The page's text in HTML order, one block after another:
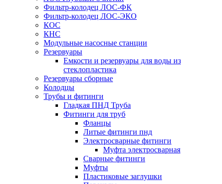
Фильтр-колодец ЛОС-ФК
Фильтр-колодец ЛОС-ЭКО
КОС
КНС
Модульные насосные станции
Резервуары
Емкости и резервуары для воды из
стеклопластика
Резервуары сборные
Колодцы
Трубы и фитинги
Гладкая ПНД Труба
Фитинги для труб
Фланцы
Литые фитинги пнд
Электросварные фитинги
Муфта электросварная
Сварные фитинги
Муфты
Пластиковые заглушки